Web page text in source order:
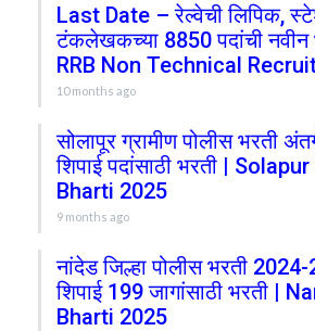
Last Date – रेल्वेची लिपिक,
टंकलेखकच्या 8850 पदांची
RRB Non Technical
10 months ago
सोलापूर ग्रामीण पोलीस भरती
शिपाई पदांसाठी भरती |
Bharti 2025
9 months ago
नांदेड जिल्हा पोलीस भरती
शिपाई 199 जागांसाठी भरती |
Bharti 2025